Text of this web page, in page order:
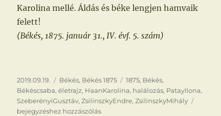
Karolina mellé. Áldás és béke lengjen hamvaik
felett!
(Békés, 1875. január 31., IV. évf. 5. szám)
Közzétéve
2019.09.19. Kategória
Békés, Békés 1875 Címke
1875, Békés,
Békéscsaba,életrajz, HaanKarolina, halálozás, PatayIlona,
SzeberényiGusztáv,ZsilinszkyEndre,ZsilinszkyMihály
bejegyzéshez hozzászólás